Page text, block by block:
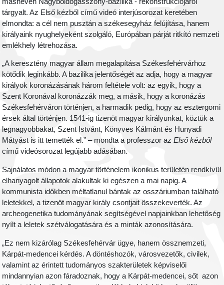
tárgyalt. Az Első kézből című videó interjúsorozat keretében
elmondta: a cél nem pusztán a székesegyház felújítása, hanem
királyaink nyughelyeként szolgáló, Európában párját ritkító nemzeti
emlékhely létrehozása.
„A keresztény magyar állam megalapítása Székesfehérvárhoz
kötődik leginkább. A bazilika jelentőségét az adja, hogy a magyar
királyok koronázásának három feltétele volt: az egyik, hogy a
Szent Koronával koronázzák meg, a másik, hogy a koronázás
Székesfehérváron történjen, a harmadik pedig, hogy az esztergomi
érsek által történjen. 1541-ig tizenöt magyar királyunkat, köztük a
legnagyobbakat, Szent Istvánt, Könyves Kálmánt és Hunyadi
Mátyást is itt temették el.” – mondta a professzor azElső kézből
című videósorozat legújabb adásában.
Sajnálatos módon a magyar történelem ikonikus területén rendkívül
elhanyagolt állapotok alakultak ki egészen a mai napig. A
kommunista időkben méltatlanul bántak az osszáriumban található
leletekkel, a tizenöt magyar király csontjait összekeverték. Az
archeogenetika tudományának segítségével napjainkban lehetőség
nyílt a leletek szétválogatására és a minták azonosítására.
„Ez nem kizárólag Székesfehérvár ügye, hanem össznemzeti,
Kárpát-medencei kérdés. A döntéshozók, városvezetők, civilek,
valamint az érintett tudományos szakterületek képviselői
mindannyian azon fáradoznak, hogy a Kárpát-medencei, sőt azon